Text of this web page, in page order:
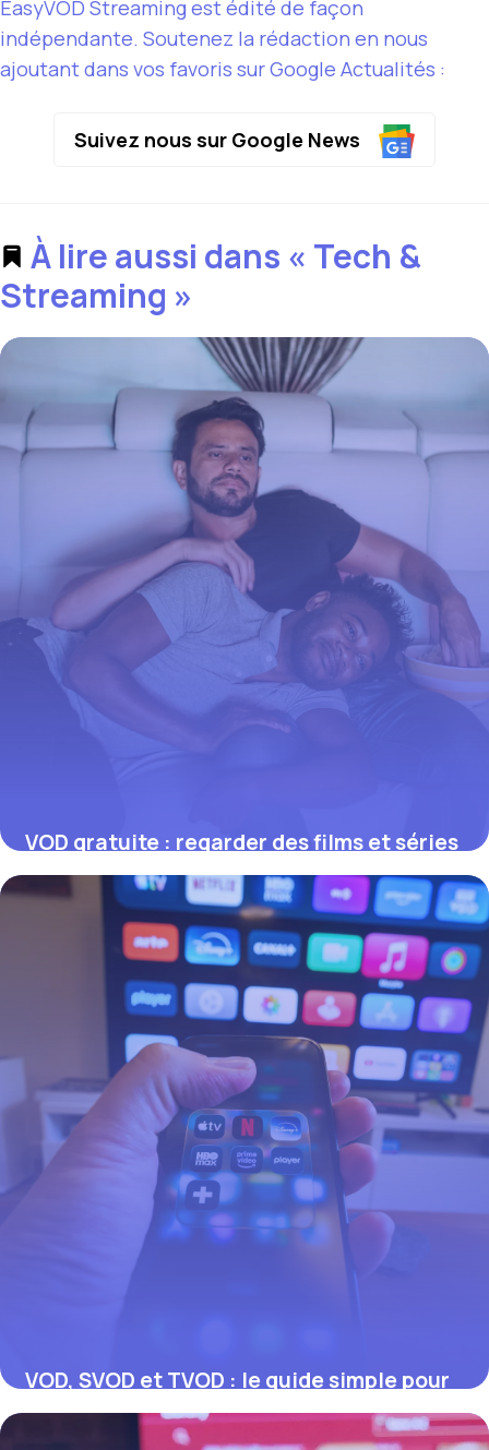
EasyVOD Streaming est édité de façon
indépendante. Soutenez la rédaction en nous
ajoutant dans vos favoris sur Google Actualités :
Suivez nous sur Google News
À lire aussi dans « Tech &
Streaming »
VOD gratuite : regarder des films et séries
légalement sans payer
17 juillet 2026
VOD, SVOD et TVOD : le guide simple pour
tout comprendre